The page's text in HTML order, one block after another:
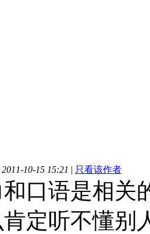
10-15 15:21 | 只看该作者
口语是相关
定听不懂别